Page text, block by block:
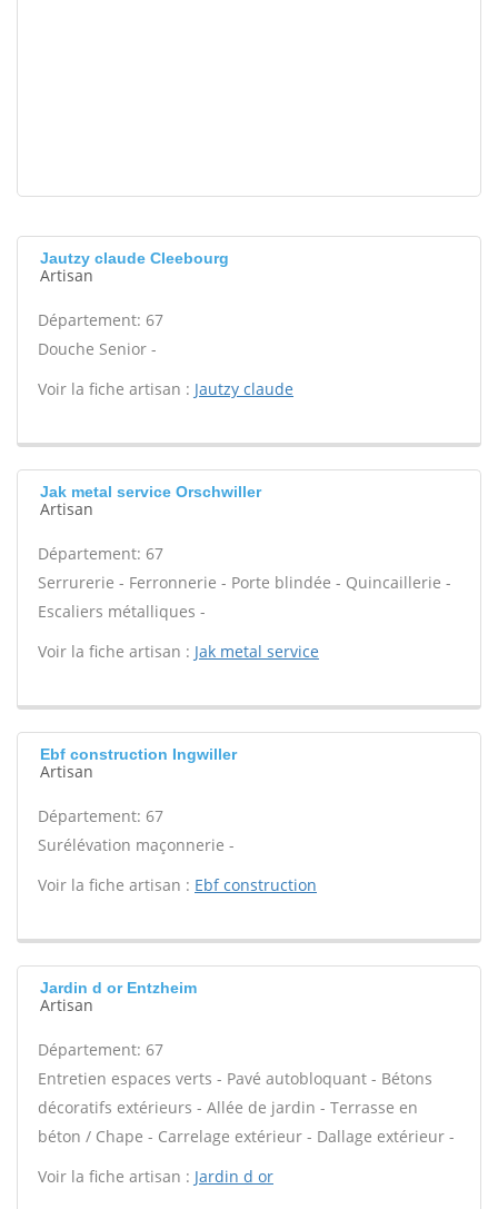
Jautzy claude Cleebourg
Artisan
Département: 67
Douche Senior -
Voir la fiche artisan : Jautzy claude
Jak metal service Orschwiller
Artisan
Département: 67
Serrurerie - Ferronnerie - Porte blindée - Quincaillerie -
Escaliers métalliques -
Voir la fiche artisan : Jak metal service
Ebf construction Ingwiller
Artisan
Département: 67
Surélévation maçonnerie -
Voir la fiche artisan : Ebf construction
Jardin d or Entzheim
Artisan
Département: 67
Entretien espaces verts - Pavé autobloquant - Bétons
décoratifs extérieurs - Allée de jardin - Terrasse en
béton / Chape - Carrelage extérieur - Dallage extérieur -
Voir la fiche artisan : Jardin d or